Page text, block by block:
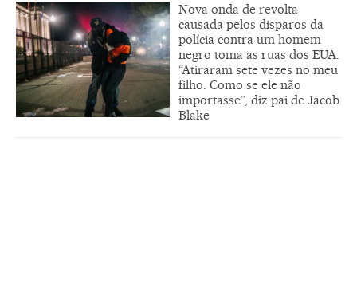
Nova onda de revolta
causada pelos disparos da
polícia contra um homem
negro toma as ruas dos EUA.
“Atiraram sete vezes no meu
filho. Como se ele não
importasse”, diz pai de Jacob
Blake